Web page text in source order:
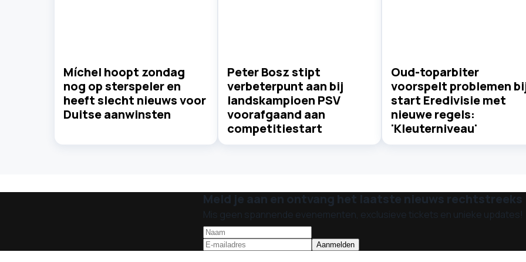
Míchel hoopt zondag
nog op sterspeler en
heeft slecht nieuws voor
Duitse aanwinsten
Peter Bosz stipt
verbeterpunt aan bij
landskampioen PSV
voorafgaand aan
competitiestart
Oud-toparbiter
voorspelt problemen
start Eredivisie met
nieuwe regels:
'Kleuterniveau'
Meld je aan en ontvang het laatste nieuws rechtstreeks
Mis geen spannende evenementen, exclusieve tickets en unieke updates!